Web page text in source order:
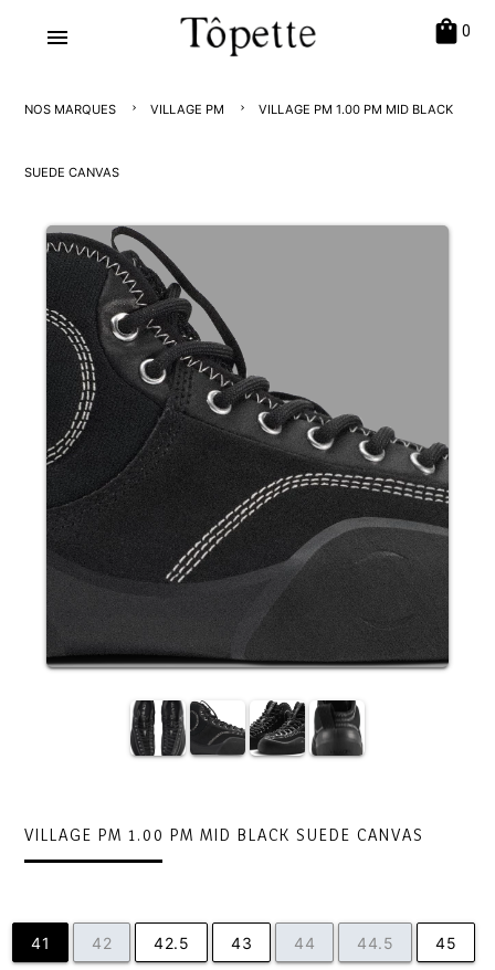
menu shopping_bag 0
NOS MARQUES VILLAGE PM VILLAGE PM 1.00 PM MID BLACK
SUEDE CANVAS
VILLAGE PM 1.00 PM MID BLACK SUEDE CANVAS
41 42 42.5 43 44 44.5 45